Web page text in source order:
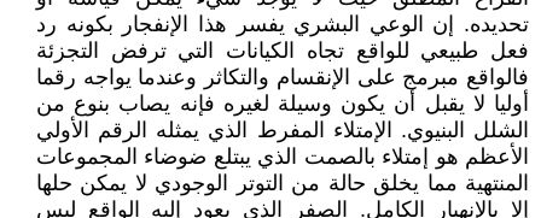
تحديده. إن الوعي البشري يفسر هذا الإنفجار بكونه رد
فعل طبيعي للواقع تجاه الكيانات التي ترفض التجزئة
فالواقع مبرمج على الإنقسام والتكاثر وعندما يواجه رقما
أوليا لا يقبل أن يكون وسيلة لغيره فإنه يصاب بنوع من
الشلل البنيوي. الإمتلاء المفرط الذي يمثله الرقم الأولي
الأعظم هو إمتلاء بالصمت الذي يبتلع ضوضاء المجموعات
المنتهية مما يخلق حالة من التوتر الوجودي لا يمكن حلها
إلا بالإنهيار الكامل. الصفر الذي يعود إليه الواقع ليس